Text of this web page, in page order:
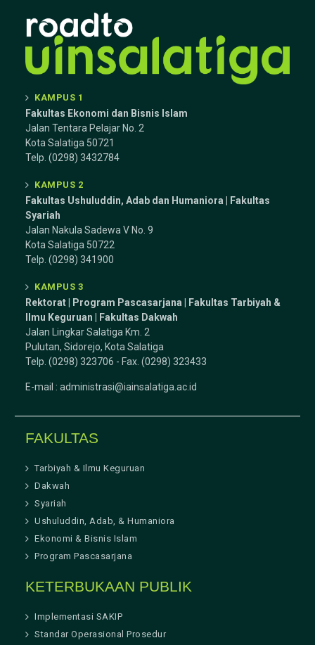
KAMPUS 1
Fakultas Ekonomi dan Bisnis Islam
Jalan Tentara Pelajar No. 2
Kota Salatiga 50721
Telp. (0298) 3432784
KAMPUS 2
Fakultas Ushuluddin, Adab dan Humaniora | Fakultas
Syariah
Jalan Nakula Sadewa V No. 9
Kota Salatiga 50722
Telp. (0298) 341900
KAMPUS 3
Rektorat | Program Pascasarjana | Fakultas Tarbiyah &
Ilmu Keguruan |
Fakultas Dakwah
Jalan Lingkar Salatiga Km. 2
Pulutan, Sidorejo, Kota Salatiga
Telp. (0298) 323706 - Fax. (0298) 323433
E-mail :administrasi@iainsalatiga.ac.id
FAKULTAS
Tarbiyah & Ilmu Keguruan
Dakwah
Syariah
Ushuluddin, Adab, & Humaniora
Ekonomi & Bisnis Islam
Program Pascasarjana
KETERBUKAAN PUBLIK
Implementasi SAKIP
Standar Operasional Prosedur